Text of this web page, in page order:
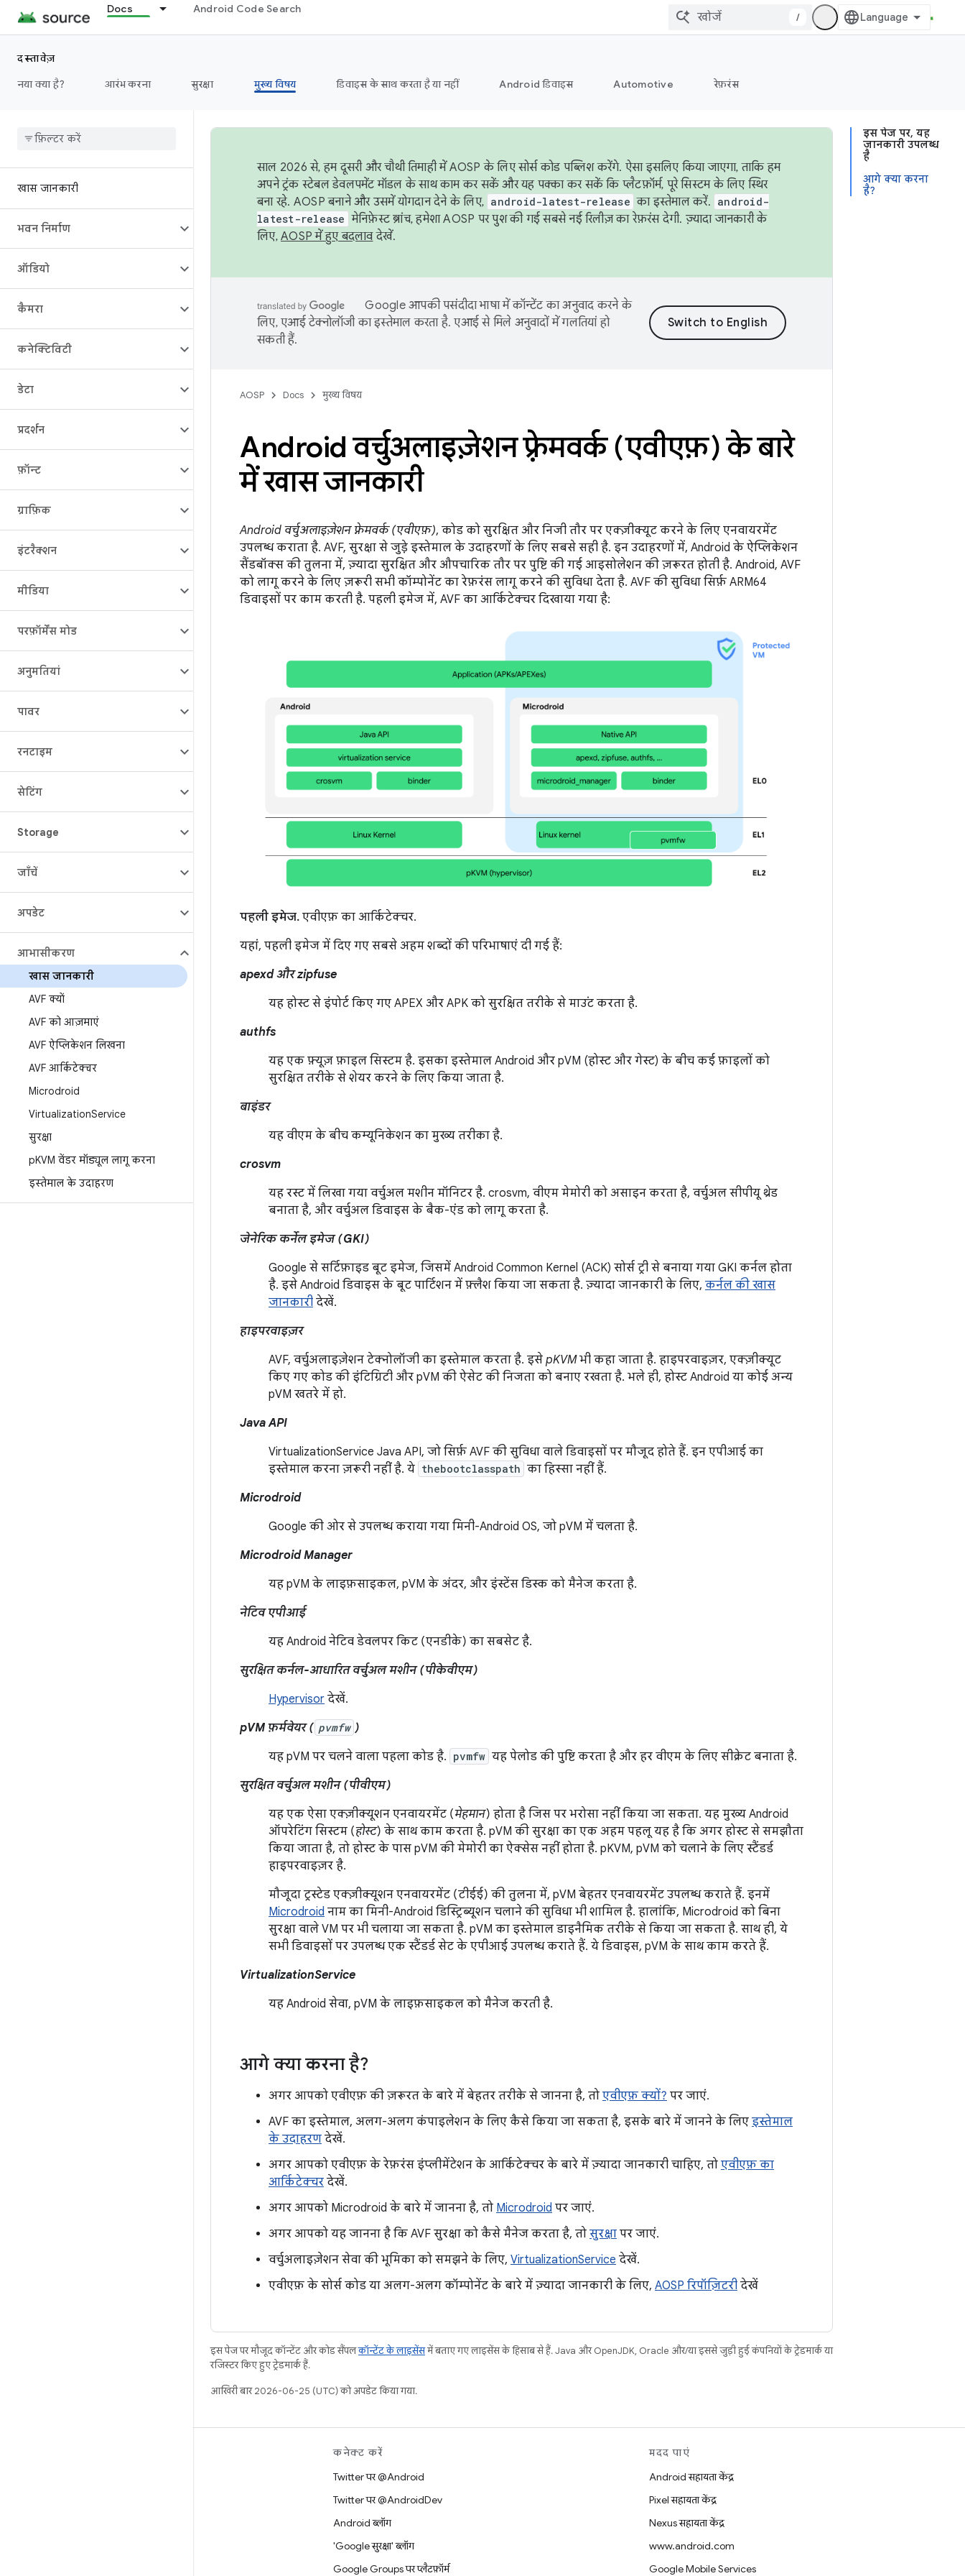
Docs Android Code Search
/
दस्तावेज़
नया क्या है?
आरंभ करना सुरक्षा मुख्य विषय डिवाइस के साथ करता है या नहीं Android डिवाइस Automotive रेफ़रंस
खास जानकारी
भवन निर्माण
ऑडियो
कैमरा
कनेक्टिविटी
डेटा
प्रदर्शन
फ़ॉन्ट
ग्राफ़िक
इंटरैक्शन
मीडिया
परफ़ॉर्मेंस मोड
अनुमतियां
पावर
रनटाइम
सेटिंग
Storage
जाँचें
अपडेट
आभासीकरण
खास जानकारी
AVF क्यों
AVF को आज़माएं
AVF ऐप्लिकेशन लिखना
AVF आर्किटेक्चर
Microdroid
VirtualizationService
सुरक्षा
pKVM वेंडर मॉड्यूल लागू करना
इस्तेमाल के उदाहरण
इस पेज पर, यह
जानकारी उपलब्ध
है
आगे क्या करना
है?
साल 2026 से, हम दूसरी और चौथी तिमाही में AOSP के लिए सोर्स कोड पब्लिश करेंगे. ऐसा इसलिए किया जाएगा, ताकि हम
अपने ट्रंक स्टेबल डेवलपमेंट मॉडल के साथ काम कर सकें और यह पक्का कर सकें कि प्लैटफ़ॉर्म, पूरे सिस्टम के लिए स्थिर
बना रहे. AOSP बनाने और उसमें योगदान देने के लिए, android-latest-release का इस्तेमाल करें. android-
latest-release मेनिफ़ेस्ट ब्रांच, हमेशा AOSP पर पुश की गई सबसे नई रिलीज़ का रेफ़रंस देगी. ज़्यादा जानकारी के
लिए, AOSP में हुए बदलावदेखें.
Google आपकी पसंदीदा भाषा में कॉन्टेंट का अनुवाद करने के
लिए, एआई टेक्नोलॉजी का इस्तेमाल करता है. एआई से मिले अनुवादों में गलतियां हो
सकती हैं.
AOSP Docs मुख्य विषय
Android वर्चुअलाइज़ेशन फ़्रेमवर्क (एवीएफ़) के बारे
में खास जानकारी
Android वर्चुअलाइज़ेशन फ़्रेमवर्क (एवीएफ़), कोड को सुरक्षित और निजी तौर पर एक्ज़ीक्यूट करने के लिए एनवायरमेंट
उपलब्ध कराता है. AVF, सुरक्षा से जुड़े इस्तेमाल के उदाहरणों के लिए सबसे सही है. इन उदाहरणों में, Android के ऐप्लिकेशन
सैंडबॉक्स की तुलना में, ज़्यादा सुरक्षित और औपचारिक तौर पर पुष्टि की गई आइसोलेशन की ज़रूरत होती है. Android, AVF
को लागू करने के लिए ज़रूरी सभी कॉम्पोनेंट का रेफ़रंस लागू करने की सुविधा देता है. AVF की सुविधा सिर्फ़ ARM64
डिवाइसों पर काम करती है. पहली इमेज में, AVF का आर्किटेक्चर दिखाया गया है:
पहली इमेज. एवीएफ़ का आर्किटेक्चर.
यहां, पहली इमेज में दिए गए सबसे अहम शब्दों की परिभाषाएं दी गई हैं:
apexd और zipfuse
यह होस्ट से इंपोर्ट किए गए APEX और APK को सुरक्षित तरीके से माउंट करता है.
authfs
यह एक फ़्यूज़ फ़ाइल सिस्टम है. इसका इस्तेमाल Android और pVM (होस्ट और गेस्ट) के बीच कई फ़ाइलों को
सुरक्षित तरीके से शेयर करने के लिए किया जाता है.
बाइंडर
यह वीएम के बीच कम्यूनिकेशन का मुख्य तरीका है.
crosvm
यह रस्ट में लिखा गया वर्चुअल मशीन मॉनिटर है. crosvm, वीएम मेमोरी को असाइन करता है, वर्चुअल सीपीयू थ्रेड
बनाता है, और वर्चुअल डिवाइस के बैक-एंड को लागू करता है.
जेनेरिक कर्नेल इमेज (GKI)
Google से सर्टिफ़ाइड बूट इमेज, जिसमें Android Common Kernel (ACK) सोर्स ट्री से बनाया गया GKI कर्नल होता
है. इसे Android डिवाइस के बूट पार्टिशन में फ़्लैश किया जा सकता है. ज़्यादा जानकारी के लिए, कर्नल की खास
जानकारी देखें.
हाइपरवाइज़र
AVF, वर्चुअलाइज़ेशन टेक्नोलॉजी का इस्तेमाल करता है. इसे pKVMभी कहा जाता है. हाइपरवाइज़र, एक्ज़ीक्यूट
किए गए कोड की इंटिग्रिटी और pVM की ऐसेट की निजता को बनाए रखता है. भले ही, होस्ट Android या कोई अन्य
pVM खतरे में हो.
Java API
VirtualizationService Java API, जो सिर्फ़ AVF की सुविधा वाले डिवाइसों पर मौजूद होते हैं. इन एपीआई का
इस्तेमाल करना ज़रूरी नहीं है. ये thebootclasspath का हिस्सा नहीं हैं.
Microdroid
Google की ओर से उपलब्ध कराया गया मिनी-Android OS, जो pVM में चलता है.
Microdroid Manager
यह pVM के लाइफ़साइकल, pVM के अंदर, और इंस्टेंस डिस्क को मैनेज करता है.
नेटिव एपीआई
यह Android नेटिव डेवलपर किट (एनडीके) का सबसेट है.
सुरक्षित कर्नल-आधारित वर्चुअल मशीन (पीकेवीएम)
Hypervisor देखें.
pVM फ़र्मवेयर ( pvmfw )
यह pVM पर चलने वाला पहला कोड है. pvmfw यह पेलोड की पुष्टि करता है और हर वीएम के लिए सीक्रेट बनाता है.
सुरक्षित वर्चुअल मशीन (पीवीएम)
यह एक ऐसा एक्ज़ीक्यूशन एनवायरमेंट (मेहमान) होता है जिस पर भरोसा नहीं किया जा सकता. यह मुख्य Android
ऑपरेटिंग सिस्टम (होस्ट) के साथ काम करता है. pVM की सुरक्षा का एक अहम पहलू यह है कि अगर होस्ट से समझौता
किया जाता है, तो होस्ट के पास pVM की मेमोरी का ऐक्सेस नहीं होता है. pKVM, pVM को चलाने के लिए स्टैंडर्ड
हाइपरवाइज़र है.
मौजूदा ट्रस्टेड एक्ज़ीक्यूशन एनवायरमेंट (टीईई) की तुलना में, pVM बेहतर एनवायरमेंट उपलब्ध कराते हैं. इनमें
Microdroid नाम का मिनी-Android डिस्ट्रिब्यूशन चलाने की सुविधा भी शामिल है. हालांकि, Microdroid को बिना
सुरक्षा वाले VM पर भी चलाया जा सकता है. pVM का इस्तेमाल डाइनैमिक तरीके से किया जा सकता है. साथ ही, ये
सभी डिवाइसों पर उपलब्ध एक स्टैंडर्ड सेट के एपीआई उपलब्ध कराते हैं. ये डिवाइस, pVM के साथ काम करते हैं.
VirtualizationService
यह Android सेवा, pVM के लाइफ़साइकल को मैनेज करती है.
आगे क्या करना है?
अगर आपको एवीएफ़ की ज़रूरत के बारे में बेहतर तरीके से जानना है, तो एवीएफ़ क्यों? पर जाएं.
AVF का इस्तेमाल, अलग-अलग कंपाइलेशन के लिए कैसे किया जा सकता है, इसके बारे में जानने के लिए इस्तेमाल
के उदाहरण देखें.
अगर आपको एवीएफ़ के रेफ़रंस इंप्लीमेंटेशन के आर्किटेक्चर के बारे में ज़्यादा जानकारी चाहिए, तो एवीएफ़ का
आर्किटेक्चर देखें.
अगर आपको Microdroid के बारे में जानना है, तो Microdroid पर जाएं.
अगर आपको यह जानना है कि AVF सुरक्षा को कैसे मैनेज करता है, तो सुरक्षा पर जाएं.
वर्चुअलाइज़ेशन सेवा की भूमिका को समझने के लिए, VirtualizationService देखें.
एवीएफ़ के सोर्स कोड या अलग-अलग कॉम्पोनेंट के बारे में ज़्यादा जानकारी के लिए, AOSP रिपॉज़िटरी देखें
इस पेज पर मौजूद कॉन्टेंट और कोड सैंपलकॉन्टेंट के लाइसेंसमें बताए गए लाइसेंस के हिसाब से हैं. Java और OpenJDK, Oracle और/या इससे जुड़ी हुई कंपनियों के ट्रेडमार्क या
रजिस्टर किए हुए ट्रेडमार्क हैं.
आखिरी बार 2026-06-25 (UTC) को अपडेट किया गया.
कनेक्ट करें
Twitter पर @Android
Twitter पर @AndroidDev
Android ब्लॉग
'Google सुरक्षा' ब्लॉग
Google Groups पर प्लैटफ़ॉर्म
मदद पाएं
Android सहायता केंद्र
Pixel सहायता केंद्र
Nexus सहायता केंद्र
www.android.com
Google Mobile Services